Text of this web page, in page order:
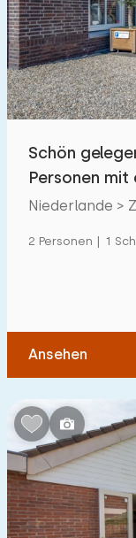
Spielgeräte
Hallenbad
Freibad
Zugänglichkeit
Hilfsmittel
Schön
Personen
Niederlande >
2 Personen | 1
Ansehen